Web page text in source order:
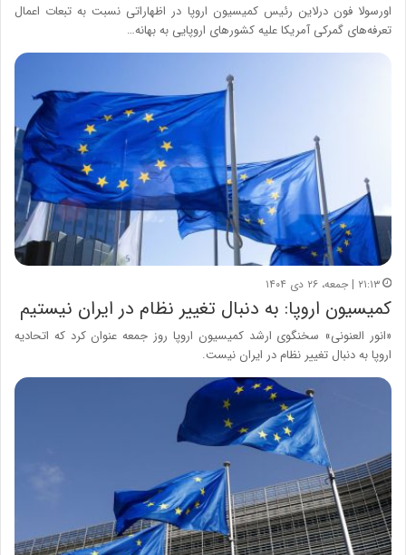
اورسولا فون درلاین رئیس کمیسیون اروپا در اظهاراتی نسبت به تبعات اعمال
تعرفه‌های گمرکی آمریکا علیه کشورهای اروپایی به بهانه…
۲۱:۱۳ | جمعه، ۲۶ دی ۱۴۰۴
کمیسیون اروپا: به دنبال تغییر نظام در ایران نیستیم
«انور العنونی» سخنگوی ارشد کمیسیون اروپا روز جمعه عنوان کرد که اتحادیه
اروپا به دنبال تغییر نظام در ایران نیست.